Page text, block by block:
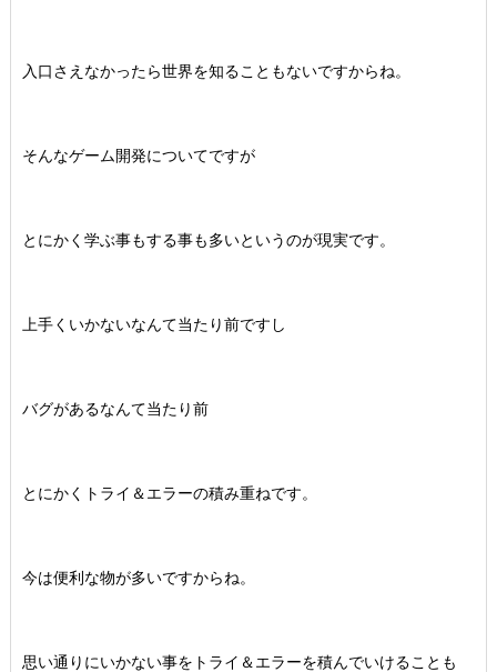
入口さえなかったら世界を知ることもないですからね。
そんなゲーム開発についてですが
とにかく学ぶ事もする事も多いというのが現実です。
上手くいかないなんて当たり前ですし
バグがあるなんて当たり前
とにかくトライ＆エラーの積み重ねです。
今は便利な物が多いですからね。
思い通りにいかない事をトライ＆エラーを積んでいけることも